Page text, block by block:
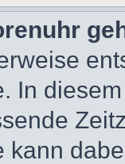
In
kann